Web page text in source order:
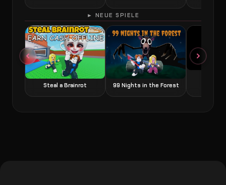
► NEUE SPIELE
Steal a Brainrot 99 Nights in the Forest